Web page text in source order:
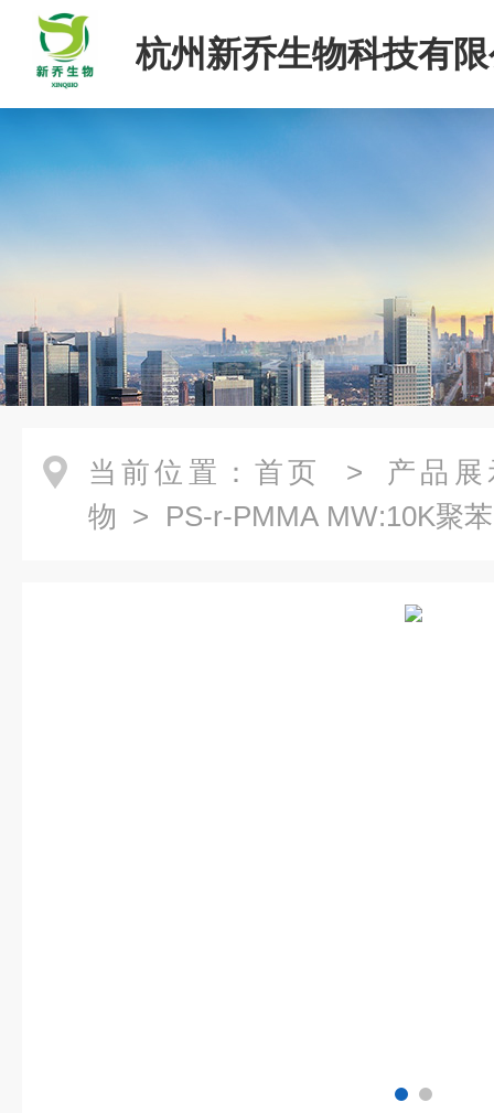
杭州新乔生物科技有
当前位置： 首页 > 产品展
物 > PS-r-PMMA MW:10K聚